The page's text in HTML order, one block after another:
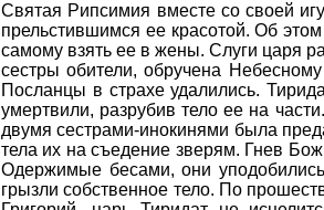
Святая Рипсимия вместе со своей
прельстившимся ее красотой. Об
самому взять ее в жены. Слуги царя
сестры обители, обручена
Посланцы в страхе удалились.
умертвили, разрубив тело ее на
двумя сестрами-инокинями была
тела их на съедение зверям. Гнев
Одержимые бесами, они
грызли собственное тело. По